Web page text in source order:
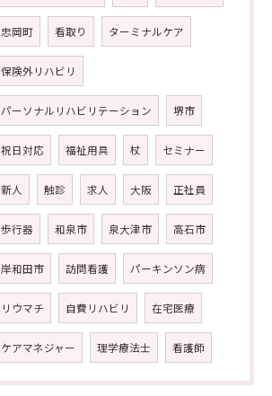
忠岡町 看取り ターミナルケア
保険外リハビリ
パーソナルリハビリテーション 堺市
祝日対応 福祉用具 杖 セミナー
新人 触診 求人 大阪 正社員
歩行器 和泉市 泉大津市 高石市
岸和田市 訪問看護 パーキンソン病
リウマチ 自費リハビリ 在宅医療
ケアマネジャー 理学療法士 看護師